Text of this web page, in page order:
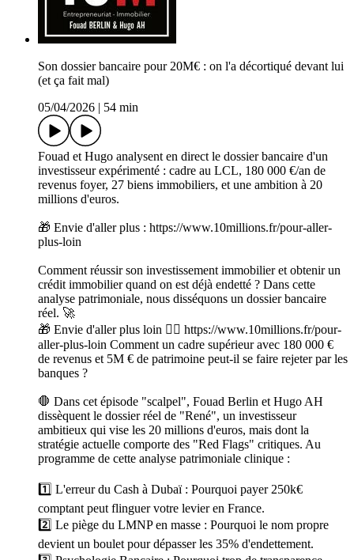
Son dossier bancaire pour 20M€ : on l'a décortiqué devant lui
(et ça fait mal)
05/04/2026
54 min
Fouad et Hugo analysent en direct le dossier bancaire d'un
investisseur expérimenté : cadre au LCL, 180 000 €/an de
revenus foyer, 27 biens immobiliers, et une ambition à 20
millions d'euros.
🎁 Envie d'aller plus : https://www.10millions.fr/pour-aller-
plus-loin
Comment réussir son investissement immobilier et obtenir un
crédit immobilier quand on est déjà endetté ? Dans cette
analyse patrimoniale, nous disséquons un dossier bancaire
réel. 🚀
🎁 Envie d'aller plus loin 👉🏻 https://www.10millions.fr/pour-
aller-plus-loin Comment un cadre supérieur avec 180 000 €
de revenus et 5M € de patrimoine peut-il se faire rejeter par les
banques ?
🛑 Dans cet épisode "scalpel", Fouad Berlin et Hugo AH
dissèquent le dossier réel de "René", un investisseur
ambitieux qui vise les 20 millions d'euros, mais dont la
stratégie actuelle comporte des "Red Flags" critiques. Au
programme de cette analyse patrimoniale clinique :
1️⃣ L'erreur du Cash à Dubaï : Pourquoi payer 250k€
comptant peut flinguer votre levier en France.
2️⃣ Le piège du LMNP en masse : Pourquoi le nom propre
devient un boulet pour dépasser les 35% d'endettement.